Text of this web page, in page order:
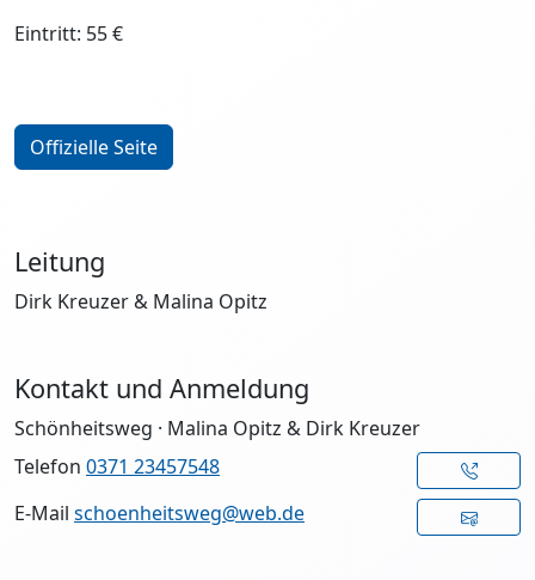
Eintritt: 55 €
Offizielle Seite
Leitung
Dirk Kreuzer & Malina Opitz
Kontakt und Anmeldung
Schönheitsweg · Malina Opitz & Dirk Kreuzer
Telefon 0371 23457548
E-Mail schoenheitsweg@web.de